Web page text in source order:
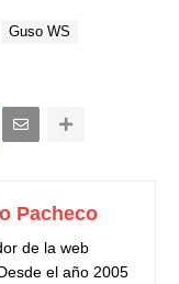
Guso WS
Pacheco
de la web
el año 2005